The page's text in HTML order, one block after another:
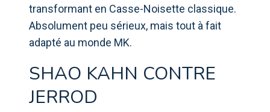
transformant en Casse-Noisette classique.
Absolument peu sérieux, mais tout à fait
adapté au monde MK.
SHAO KAHN CONTRE
JERROD